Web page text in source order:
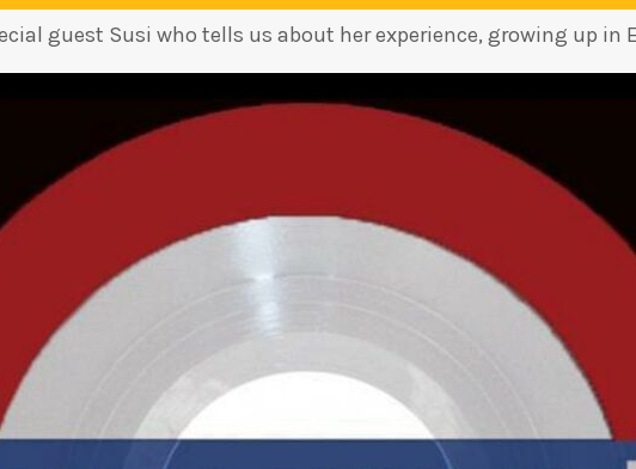
guest Susi who tells us about her experience, growing up in